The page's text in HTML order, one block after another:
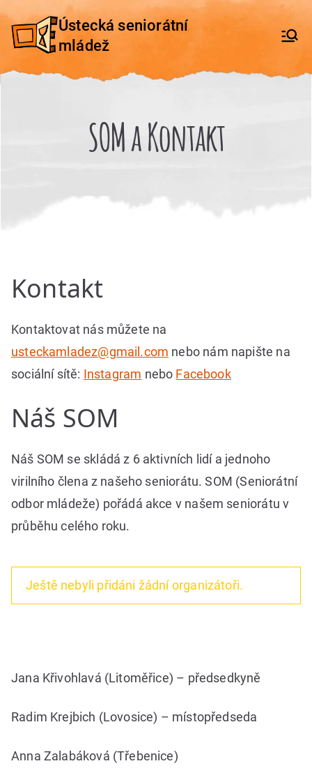
Přeskočit
na
Ústecká seniorátní
mládež
SOM a Kontakt
Kontakt
Kontaktovat nás můžete na
usteckamladez@gmail.com nebo nám napište na
sociální sítě: Instagram nebo Facebook
Náš SOM
Náš SOM se skládá z 6 aktivních lidí a jednoho
virilního člena z našeho seniorátu. SOM (Seniorátní
odbor mládeže) pořádá akce v našem seniorátu v
průběhu celého roku.
Ještě nebyli přidáni žádní organizátoři.
Jana Křivohlavá (Litoměřice) – předsedkyně
Radim Krejbich (Lovosice) – místopředseda
Anna Zalabáková (Třebenice)